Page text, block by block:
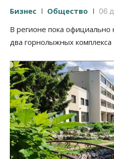
Бизнес Общество 06
В регионе пока официально
два горнолыжных комплекса